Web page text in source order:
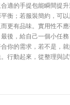
適的手提包能瞬間提升
衡；若服裝簡約，可
更有品味。實用性不
後，給自己一個小任
你的需求，若不是，
行動起來，從整理與